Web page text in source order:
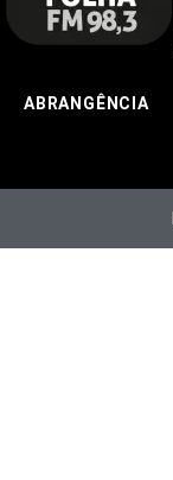
ABRANGÊNCIA